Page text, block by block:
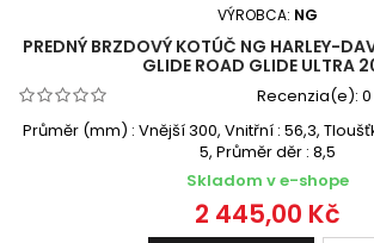
VÝROBCA: NG
PREDNÝ BRZDOVÝ KOTÚČ NG HARLEY-
GLIDE ROAD GLIDE ULTRA
Recenzia(e): 0
Průměr (mm) : Vnější 300, Vnitřní : 56,3,
5, Průměr děr : 8,5
Skladom v e-shope
2 445,00 Kč